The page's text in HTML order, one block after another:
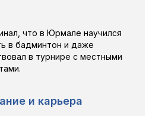
что в Юрмале научился
в бадминтон и даже
в турнире с местными
и карьера